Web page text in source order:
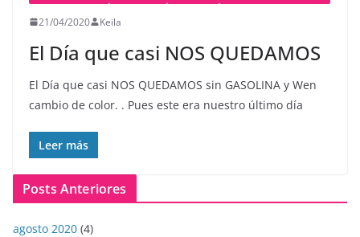
21/04/2020 Keila
El Día que casi NOS QUEDAMOS
El Día que casi NOS QUEDAMOS sin GASOLINA y Wen
cambio de color. . Pues este era nuestro último día
Leer más
Posts Anteriores
agosto 2020 (4)